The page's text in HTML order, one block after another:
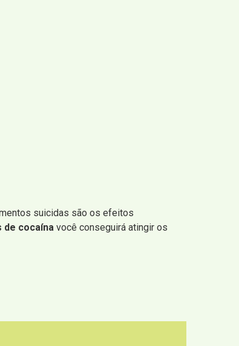
suicidas são os efeitos
de cocaína você conseguirá atingir os